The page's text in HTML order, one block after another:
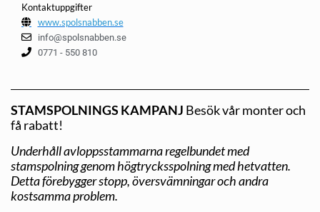
Kontaktuppgifter
www.spolsnabben.se
info@spolsnabben.se
0771 - 550 810
STAMSPOLNINGS KAMPANJ Besök vår monter och
få rabatt!
Underhåll avloppsstammarna regelbundet med
stamspolning genom högtrycksspolning med hetvatten.
Detta förebygger stopp, översvämningar och andra
kostsamma problem.